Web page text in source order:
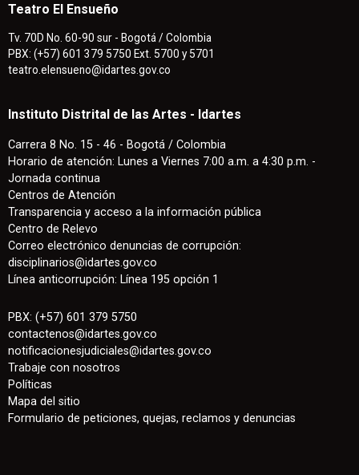
Teatro El Ensueño
Tv. 70D No. 60-90 sur - Bogotá / Colombia
PBX: (+57) 601 379 5750 Ext. 5700 y 5701
teatro.elensueno@idartes.gov.co
Instituto Distrital de las Artes - Idartes
Carrera 8 No. 15 - 46 - Bogotá / Colombia
Horario de atención: Lunes a Viernes 7:00 a.m. a 4:30 p.m. -
Jornada continua
Centros de Atención
Transparencia y acceso a la información pública
Centro de Relevo
Correo electrónico denuncias de corrupción:
disciplinarios@idartes.gov.co
Línea anticorrupción: Línea 195 opción 1
PBX: (+57) 601 379 5750
contactenos@idartes.gov.co
notificacionesjudiciales@idartes.gov.co
Trabaje con nosotros
Políticas
Mapa del sitio
Formulario de peticiones, quejas, reclamos y denuncias